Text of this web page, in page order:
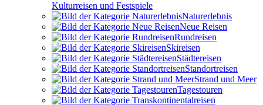
Kultur­reisen und Festspiele
Naturerlebnis
Neue Reisen
Rund­reisen
Ski­reisen
Städte­reisen
Standort­reisen
Strand und Meer
Tagestouren